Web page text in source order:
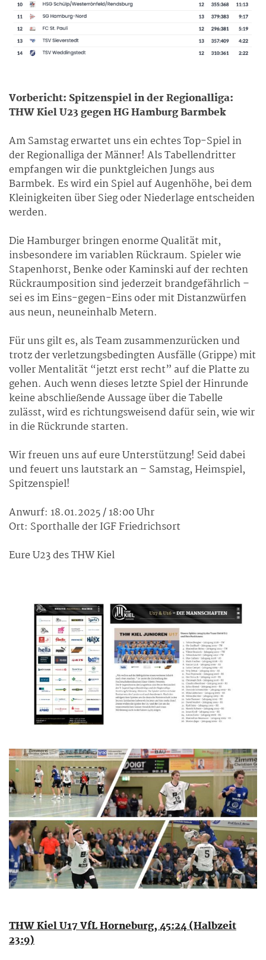
Vorbericht: Spitzenspiel in der Regionalliga:
THW Kiel U23 gegen HG Hamburg Barmbek
Am Samstag erwartet uns ein echtes Top-Spiel in
der Regionalliga der Männer! Als Tabellendritter
empfangen wir die punktgleichen Jungs aus
Barmbek. Es wird ein Spiel auf Augenhöhe, bei dem
Kleinigkeiten über Sieg oder Niederlage entscheiden
werden.
Die Hamburger bringen enorme Qualität mit,
insbesondere im variablen Rückraum. Spieler wie
Stapenhorst, Benke oder Kaminski auf der rechten
Rückraumposition sind jederzeit brandgefährlich –
sei es im Eins-gegen-Eins oder mit Distanzwürfen
aus neun, neuneinhalb Metern.
Für uns gilt es, als Team zusammenzurücken und
trotz der verletzungsbedingten Ausfälle (Grippe) mit
voller Mentalität “jetzt erst recht” auf die Platte zu
gehen. Auch wenn dieses letzte Spiel der Hinrunde
keine abschließende Aussage über die Tabelle
zulässt, wird es richtungsweisend dafür sein, wie wir
in die Rückrunde starten.
Wir freuen uns auf eure Unterstützung! Seid dabei
und feuert uns lautstark an – Samstag, Heimspiel,
Spitzenspiel!
Anwurf: 18.01.2025 / 18:00 Uhr
Ort: Sporthalle der IGF Friedrichsort
Eure U23 des THW Kiel
THW Kiel U17 VfL Horneburg, 45:24 (Halbzeit
23:9)